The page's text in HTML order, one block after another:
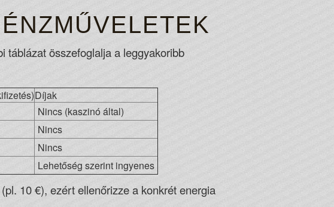
táblázat összefoglalja a leggyakoribb
Díjak
Nincs (kaszinó által)
Nincs
Nincs
Lehetőség szerint ingyenes
10 €), ezért ellenőrizze a konkrét energia